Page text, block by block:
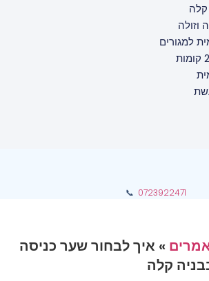
וזולה
למגורים
0723922471
📞
» איך לבחור שער כניסה
קלה